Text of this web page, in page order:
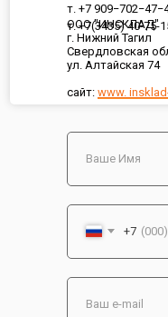
ООО "ИНСКЛАД"
г. Нижний Тагил
Свердловская
ул. Алтайская 74
сайт: www.
т. +7
т. +7(3435) 40-75-
+7